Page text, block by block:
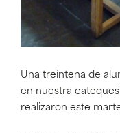
Una treintena de
en nuestra
realizaron este